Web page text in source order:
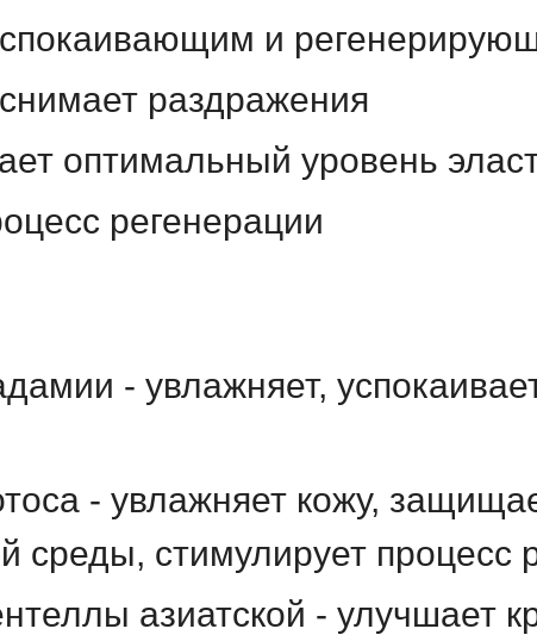
и
раздражения
оптимальный уровень
регенерации
- увлажняет,
- увлажняет кожу,
среды, стимулирует процесс
азиатской - улучшает